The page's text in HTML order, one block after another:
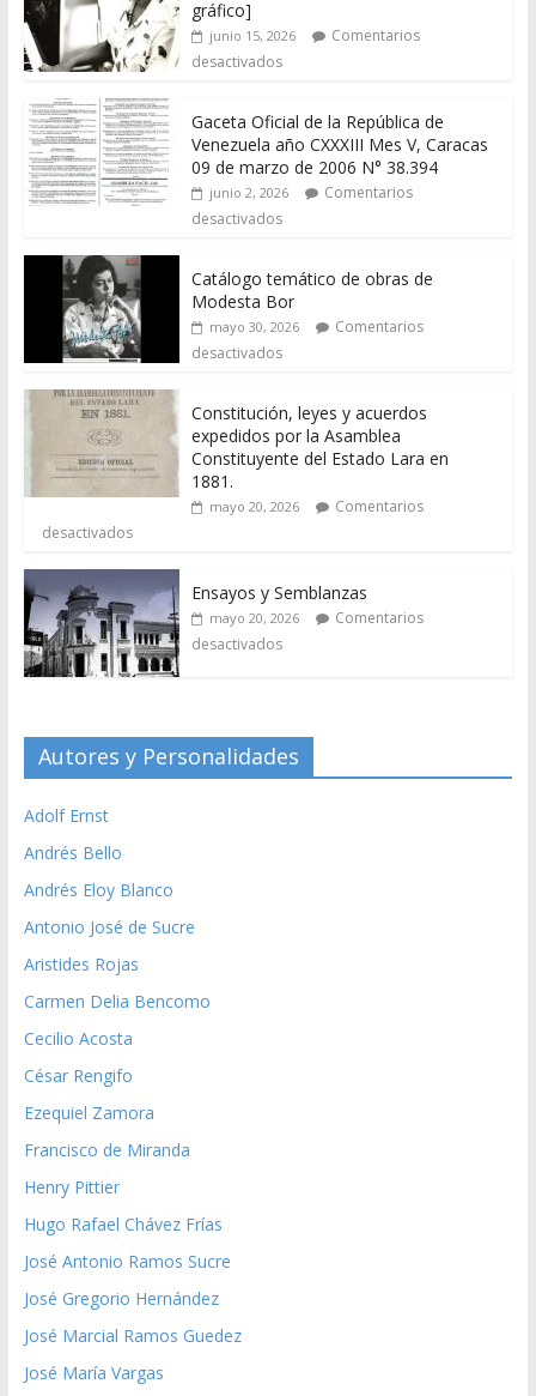
gráfico]
junio 15, 2026
Comentarios
desactivados
Gaceta Oficial de la República de
Venezuela año CXXXIII Mes V, Caracas
09 de marzo de 2006 N° 38.394
junio 2, 2026
Comentarios
desactivados
Catálogo temático de obras de
Modesta Bor
mayo 30, 2026
Comentarios
desactivados
Constitución, leyes y acuerdos
expedidos por la Asamblea
Constituyente del Estado Lara en
1881.
mayo 20, 2026
Comentarios
desactivados
Ensayos y Semblanzas
mayo 20, 2026
Comentarios
desactivados
Autores y Personalidades
Adolf Ernst
Andrés Bello
Andrés Eloy Blanco
Antonio José de Sucre
Aristides Rojas
Carmen Delia Bencomo
Cecilio Acosta
César Rengifo
Ezequiel Zamora
Francisco de Miranda
Henry Pittier
Hugo Rafael Chávez Frías
José Antonio Ramos Sucre
José Gregorio Hernández
José Marcial Ramos Guedez
José María Vargas